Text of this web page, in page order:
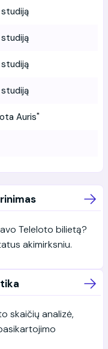
Auris"
Teleloto bilietą?
akimirksniu.
skaičių analizė,